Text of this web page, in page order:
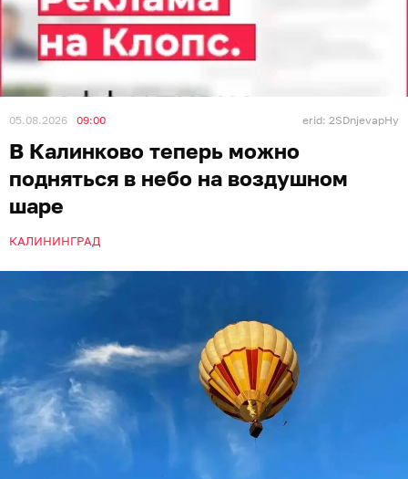
05.08.2026 09:00 erid: 2SDnjevapHy
В Калинково теперь можно
подняться в небо на воздушном
шаре
КАЛИНИНГРАД